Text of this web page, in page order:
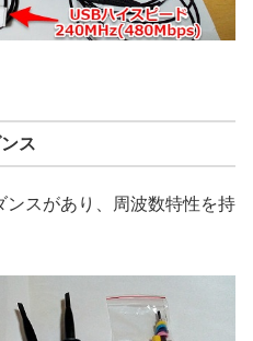
ス
スがあり、周波数特性を持